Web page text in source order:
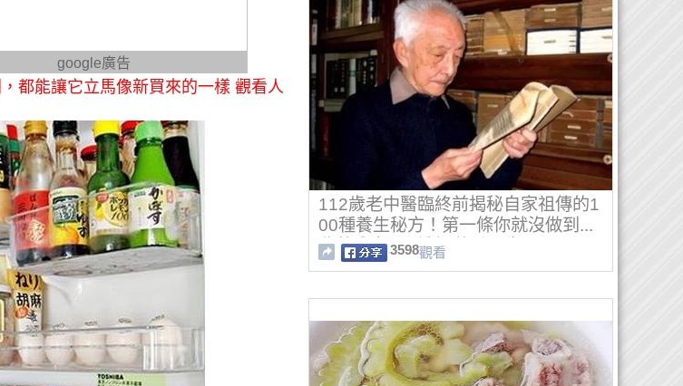
google廣告
都能讓它立馬像新買來的一樣 觀看人
112歲老中醫臨終前揭秘自家祖傳的1
00種養生秘方！第一條你就沒做到...
收藏分享了...造福萬千眾生！
3598觀看